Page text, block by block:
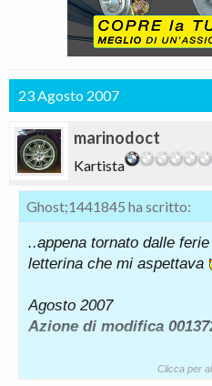
23 Agosto 2007
marinodoct
Kartista
Ghost;1441845 ha scritto:
..appena tornato dalle
letterina che mi aspettava
Agosto 2007
Azione di modifica
Clicca per